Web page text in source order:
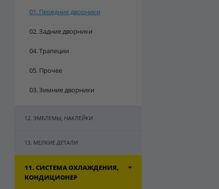
01. Передние дворники
02. Задние дворники
04. Трапеции
05. Прочее
03. Зимние дворники
12. ЭМБЛЕМЫ, НАКЛЕЙКИ
13. МЕЛКИЕ ДЕТАЛИ
11. СИСТЕМА ОХЛАЖДЕНИЯ,
КОНДИЦИОНЕР